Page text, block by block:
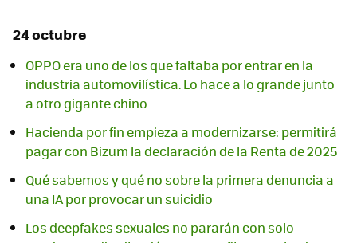
24 octubre
OPPO era uno de los que faltaba por entrar en la
industria automovilística. Lo hace a lo grande junto
a otro gigante chino
Hacienda por fin empieza a modernizarse: permitirá
pagar con Bizum la declaración de la Renta de 2025
Qué sabemos y qué no sobre la primera denuncia a
una IA por provocar un suicidio
Los deepfakes sexuales no pararán con solo